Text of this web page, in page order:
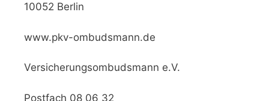
10052 Berlin
www.pkv-ombudsmann.de
Versicherungsombudsmann e.V.
Postfach 08 06 32